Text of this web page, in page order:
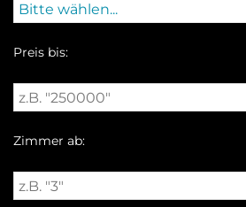
Bitte wählen...
Preis bis:
Zimmer ab: